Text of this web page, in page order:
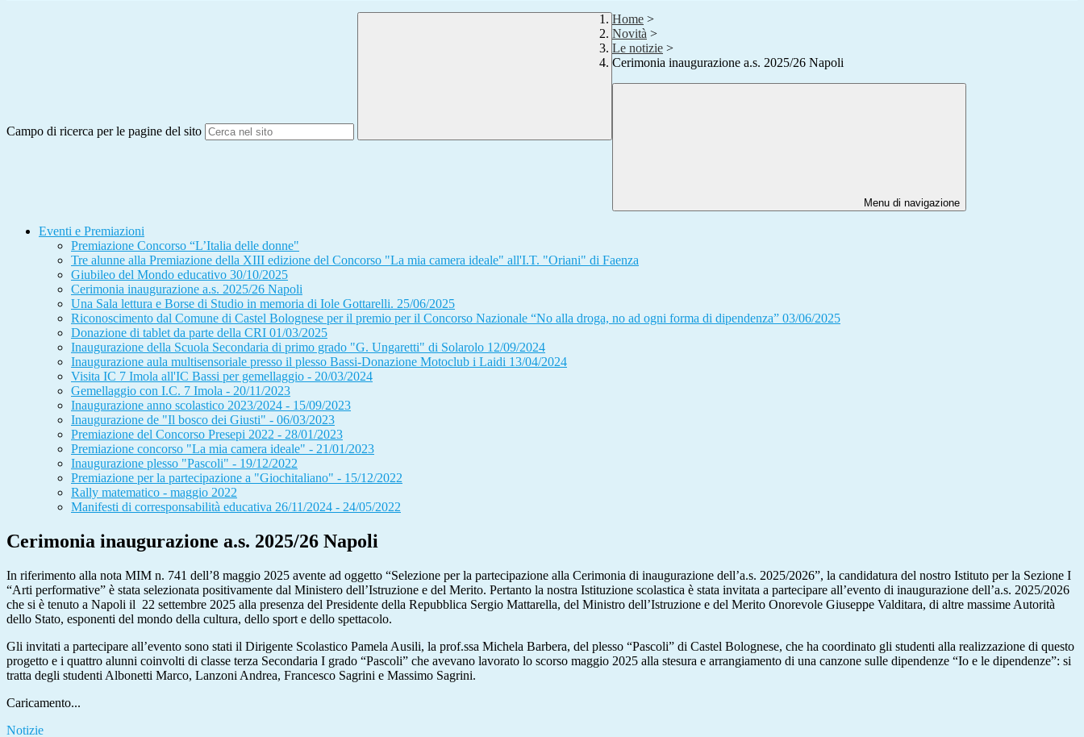
Campo di ricerca per le pagine del sito
Home >
Novità >
Le notizie >
Cerimonia inaugurazione a.s. 2025/26 Napoli
Menu di navigazione
Eventi e Premiazioni
Premiazione Concorso “L’Italia delle donne"
Tre alunne alla Premiazione della XIII edizione del Concorso "La mia camera ideale" all'I.T. "Oriani" di Faenza
Giubileo del Mondo educativo 30/10/2025
Cerimonia inaugurazione a.s. 2025/26 Napoli
Una Sala lettura e Borse di Studio in memoria di Iole Gottarelli. 25/06/2025
Riconoscimento dal Comune di Castel Bolognese per il premio per il Concorso Nazionale “No alla droga, no ad ogni forma di dipendenza” 03/06/2025
Donazione di tablet da parte della CRI 01/03/2025
Inaugurazione della Scuola Secondaria di primo grado "G. Ungaretti" di Solarolo 12/09/2024
Inaugurazione aula multisensoriale presso il plesso Bassi-Donazione Motoclub i Laidi 13/04/2024
Visita IC 7 Imola all'IC Bassi per gemellaggio - 20/03/2024
Gemellaggio con I.C. 7 Imola - 20/11/2023
Inaugurazione anno scolastico 2023/2024 - 15/09/2023
Inaugurazione de "Il bosco dei Giusti" - 06/03/2023
Premiazione del Concorso Presepi 2022 - 28/01/2023
Premiazione concorso "La mia camera ideale" - 21/01/2023
Inaugurazione plesso "Pascoli" - 19/12/2022
Premiazione per la partecipazione a "Giochitaliano" - 15/12/2022
Rally matematico - maggio 2022
Manifesti di corresponsabilità educativa 26/11/2024 - 24/05/2022
Cerimonia inaugurazione a.s. 2025/26 Napoli
In riferimento alla nota MIM n. 741 dell’8 maggio 2025 avente ad oggetto “Selezione per la partecipazione alla Cerimonia di inaugurazione dell’a.s. 2025/2026”, la candidatura del nostro Istituto per la Sezione I
“Arti performative” è stata selezionata positivamente dal Ministero dell’Istruzione e del Merito. Pertanto la nostra Istituzione scolastica è stata invitata a partecipare all’evento di inaugurazione dell’a.s. 2025/2026
che si è tenuto a Napoli il 22 settembre 2025 alla presenza del Presidente della Repubblica Sergio Mattarella, del Ministro dell’Istruzione e del Merito Onorevole Giuseppe Valditara, di altre massime Autorità
dello Stato, esponenti del mondo della cultura, dello sport e dello spettacolo.
Gli invitati a partecipare all’evento sono stati il Dirigente Scolastico Pamela Ausili, la prof.ssa Michela Barbera, del plesso “Pascoli” di Castel Bolognese, che ha coordinato gli studenti alla realizzazione di questo
progetto e i quattro alunni coinvolti di classe terza Secondaria I grado “Pascoli” che avevano lavorato lo scorso maggio 2025 alla stesura e arrangiamento di una canzone sulle dipendenze “Io e le dipendenze”: si
tratta degli studenti Albonetti Marco, Lanzoni Andrea, Francesco Sagrini e Massimo Sagrini.
Caricamento...
Notizie